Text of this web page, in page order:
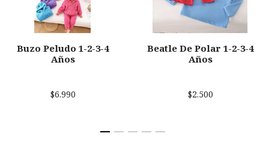
Buzo Peludo 1-2-3-4
Años
$6.990
Beatle De Polar 1-2-3-4
Años
$2.500